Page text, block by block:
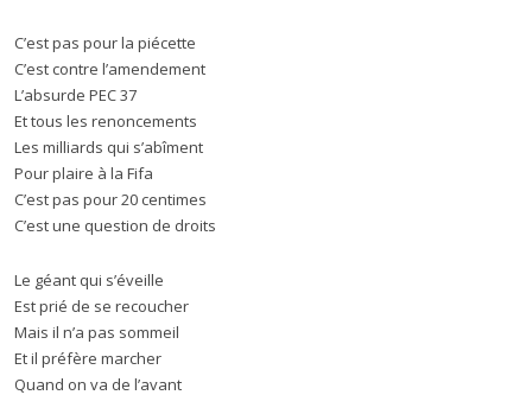
C’est pas pour la piécette
C’est contre l’amendement
L’absurde PEC 37
Et tous les renoncements
Les milliards qui s’abîment
Pour plaire à la Fifa
C’est pas pour 20 centimes
C’est une question de droits
Le géant qui s’éveille
Est prié de se recoucher
Mais il n’a pas sommeil
Et il préfère marcher
Quand on va de l’avant